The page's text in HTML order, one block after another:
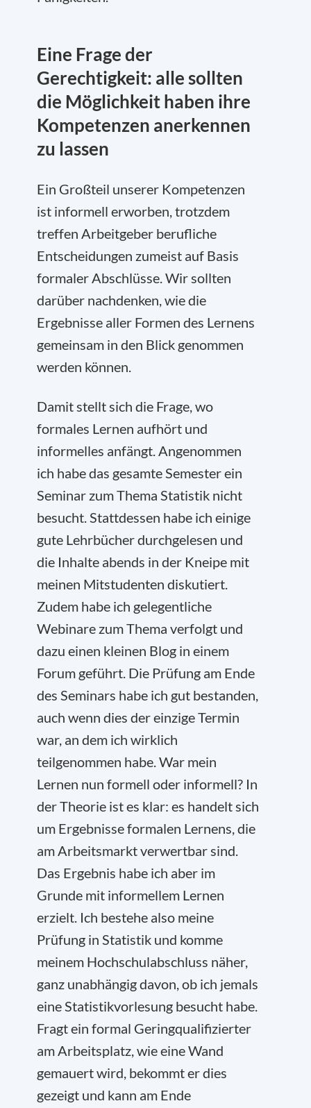
Eine Frage der
Gerechtigkeit: alle sollten
die Möglichkeit haben ihre
Kompetenzen anerkennen
zu lassen
Ein Großteil unserer Kompetenzen
ist informell erworben, trotzdem
treffen Arbeitgeber berufliche
Entscheidungen zumeist auf Basis
formaler Abschlüsse. Wir sollten
darüber nachdenken, wie die
Ergebnisse aller Formen des Lernens
gemeinsam in den Blick genommen
werden können.
Damit stellt sich die Frage, wo
formales Lernen aufhört und
informelles anfängt. Angenommen
ich habe das gesamte Semester ein
Seminar zum Thema Statistik nicht
besucht. Stattdessen habe ich einige
gute Lehrbücher durchgelesen und
die Inhalte abends in der Kneipe mit
meinen Mitstudenten diskutiert.
Zudem habe ich gelegentliche
Webinare zum Thema verfolgt und
dazu einen kleinen Blog in einem
Forum geführt. Die Prüfung am Ende
des Seminars habe ich gut bestanden,
auch wenn dies der einzige Termin
war, an dem ich wirklich
teilgenommen habe. War mein
Lernen nun formell oder informell? In
der Theorie ist es klar: es handelt sich
um Ergebnisse formalen Lernens, die
am Arbeitsmarkt verwertbar sind.
Das Ergebnis habe ich aber im
Grunde mit informellem Lernen
erzielt. Ich bestehe also meine
Prüfung in Statistik und komme
meinem Hochschulabschluss näher,
ganz unabhängig davon, ob ich jemals
eine Statistikvorlesung besucht habe.
Fragt ein formal Geringqualifizierter
am Arbeitsplatz, wie eine Wand
gemauert wird, bekommt er dies
gezeigt und kann am Ende